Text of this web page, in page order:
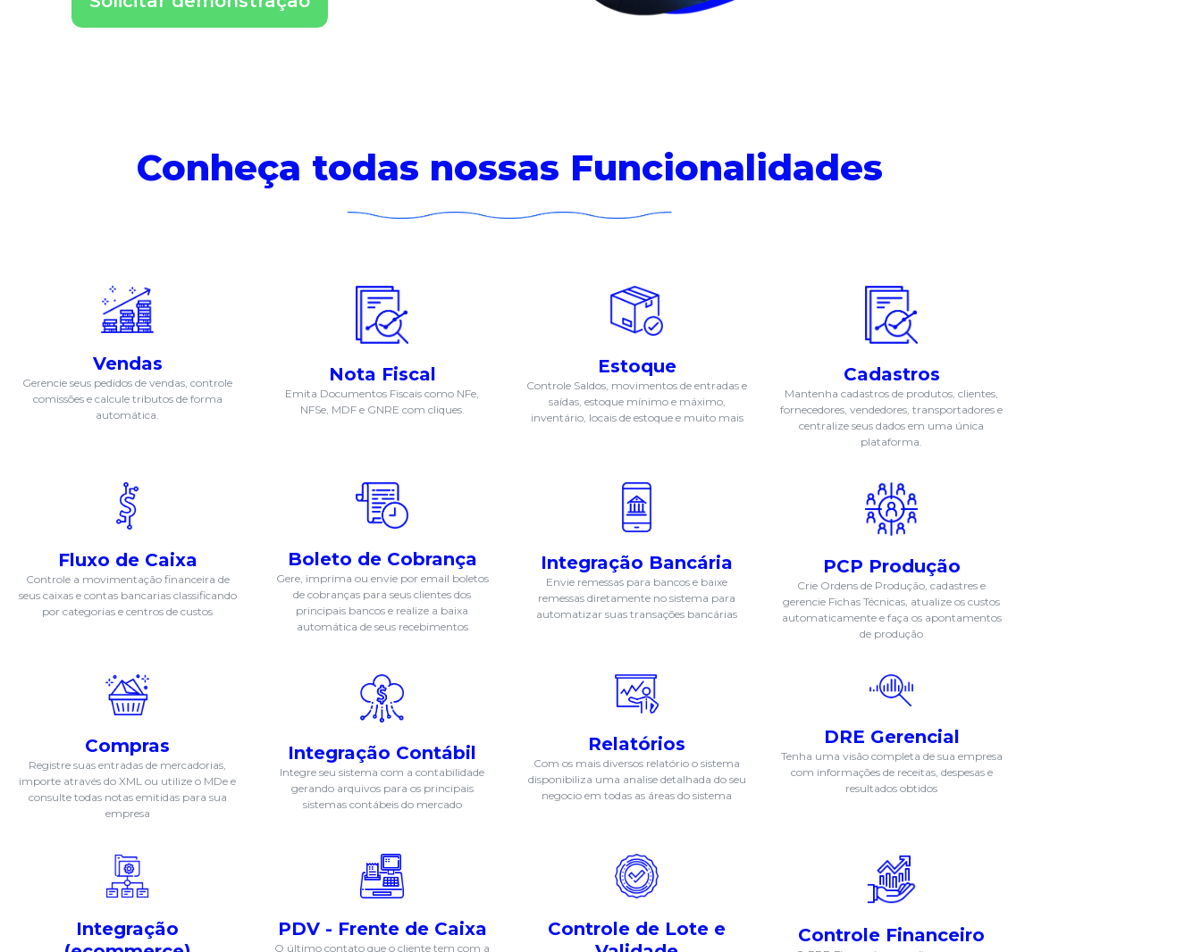
Conheça todas nossas Funcionalidades
Vendas
Gerencie seus pedidos de vendas, controle
comissões e calcule tributos de forma
automática.
Nota Fiscal
Emita Documentos Fiscais como NFe,
NFSe, MDF e GNRE com cliques.
Estoque
Controle Saldos, movimentos de entradas e
saídas, estoque mínimo e máximo,
inventário, locais de estoque e muito mais
Cadastros
Mantenha cadastros de produtos, clientes,
fornecedores, vendedores, transportadores e
centralize seus dados em uma única
plataforma.
Fluxo de Caixa
Controle a movimentação financeira de
seus caixas e contas bancarias classificando
por categorias e centros de custos
Boleto de Cobrança
Gere, imprima ou envie por email boletos
de cobranças para seus clientes dos
principais bancos e realize a baixa
automática de seus recebimentos
Integração Bancária
Envie remessas para bancos e baixe
remessas diretamente no sistema para
automatizar suas transações bancárias
PCP Produção
Crie Ordens de Produção, cadastres e
gerencie Fichas Técnicas, atualize os custos
automaticamente e faça os apontamentos
de produção
Compras
Registre suas entradas de mercadorias,
importe através do XML ou utilize o MDe e
consulte todas notas emitidas para sua
empresa
Integração Contábil
Integre seu sistema com a contabilidade
gerando arquivos para os principais
sistemas contábeis do mercado
Relatórios
Com os mais diversos relatório o sistema
disponibiliza uma analise detalhada do seu
negocio em todas as áreas do sistema
DRE Gerencial
Tenha uma visão completa de sua empresa
com informações de receitas, despesas e
resultados obtidos
Integração
PDV - Frente de Caixa
O último contato que o cliente tem com a
Controle de Lote e
Controle Financeiro